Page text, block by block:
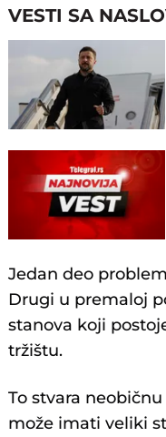
VESTI SA
Jedan deo
Drugi u premaloj
stanova koji
tržištu.
To stvara
može imati veliki